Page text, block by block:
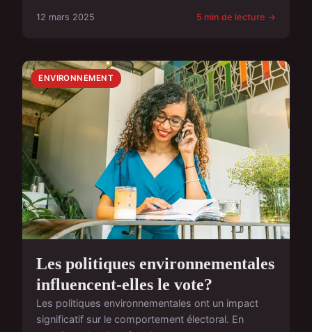
12 mars 2025 5 min de lecture →
ENVIRONNEMENT
Les politiques environnementales
influencent-elles le vote?
Les politiques environnementales ont un impact
significatif sur le comportement électoral. En